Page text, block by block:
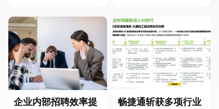
企业内部招聘效率提
畅捷通斩获多项行业